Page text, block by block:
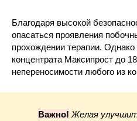
Благодаря высокой
опасаться проявления
прохождении терапии.
концентрата Максипрост до
непереносимости любого из
Важно! Желая